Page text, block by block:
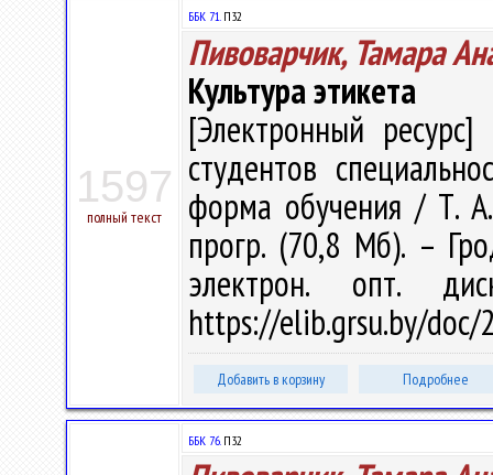
1597
полный текст
ББК 71.П32
Пивоварчик, Тамара
Культура этикета
[Электронный
студентов
форма обучения / Т.
прогр. (70,8 Мб). –
электрон. опт.
https://elib.grsu.by/doc/
Добавить в корзину Подробнее
ББК 76.П32